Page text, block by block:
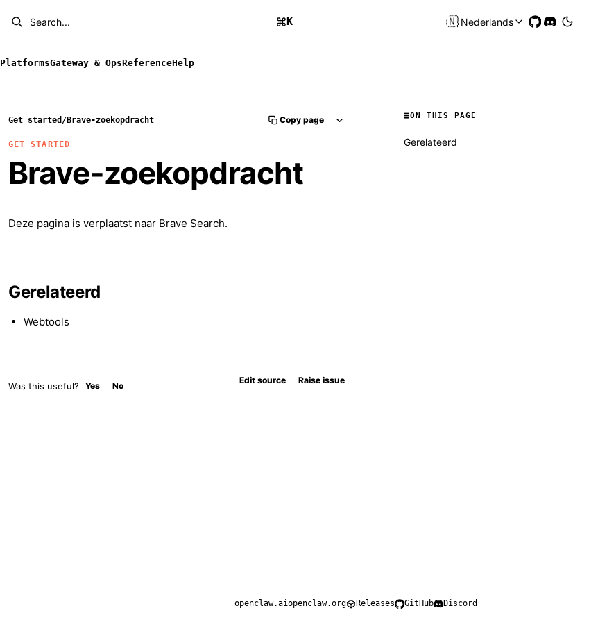
Search... K 🇳🇱Nederlands
PlatformsGateway & OpsReferenceHelp
Get started /Brave-zoekopdracht Copy page
GET STARTED
Brave-zoekopdracht
Deze pagina is verplaatst naar Brave Search.
Gerelateerd
Webtools
Was this useful? Yes No
Edit source Raise issue
ON THIS PAGE
Gerelateerd
openclaw.aiopenclaw.org Releases GitHub Discord